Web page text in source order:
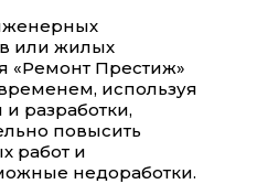
или жилых
«Ремонт Престиж»
используя
разработки,
повысить
работ и
недоработки.